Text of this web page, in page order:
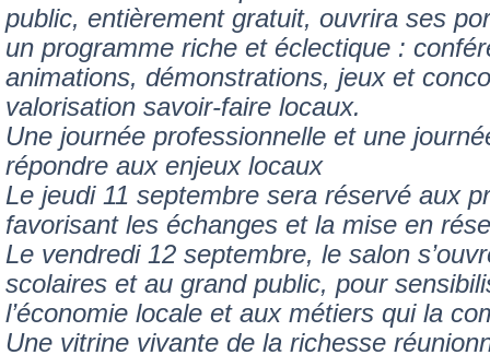
public, entièrement gratuit, ouvrira ses
un programme riche et éclectique :
animations, démonstrations, jeux et
valorisation savoir-faire locaux.
Une journée professionnelle et une
répondre aux enjeux locaux
Le jeudi 11 septembre sera réservé aux
favorisant les échanges et la mise en
Le vendredi 12 septembre, le salon
scolaires et au grand public, pour
l’économie locale et aux métiers qui la
Une vitrine vivante de la richesse